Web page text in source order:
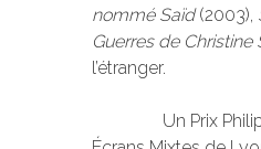
nommé Saïd(2003),
Guerres de Christine
l’étranger.
Un Prix Philippe